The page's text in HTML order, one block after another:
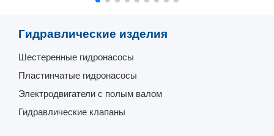
Гидравлические изделия
Шестеренные гидронасосы
Пластинчатые гидронасосы
Электродвигатели с полым валом
Гидравлические клапаны